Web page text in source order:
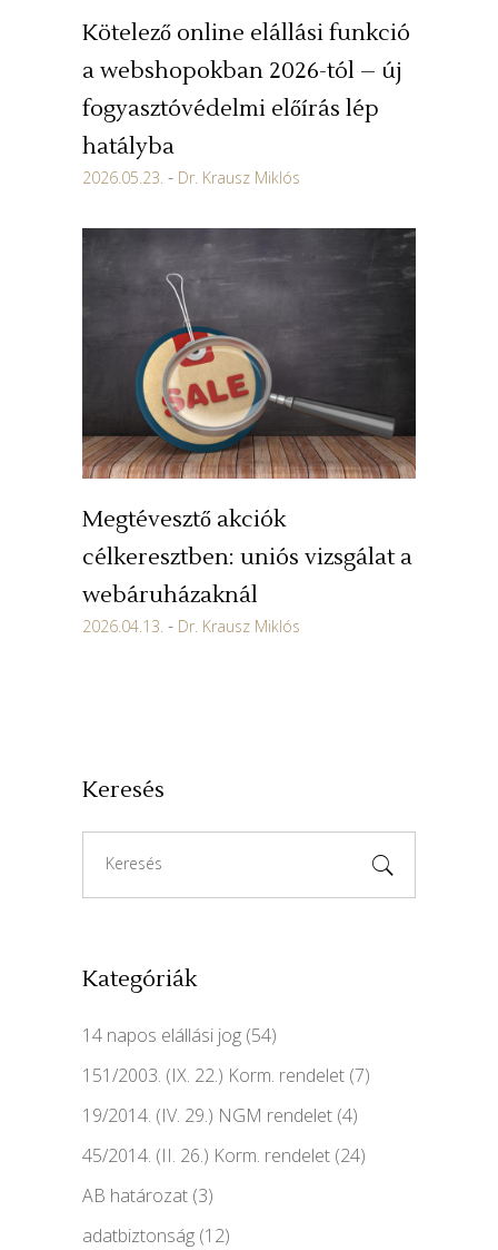
Kötelező online elállási funkció
a webshopokban 2026-tól – új
fogyasztóvédelmi előírás lép
hatályba
2026.05.23. Dr. Krausz Miklós
Megtévesztő akciók
célkeresztben: uniós vizsgálat a
webáruházaknál
2026.04.13. Dr. Krausz Miklós
Keresés
for:
Kategóriák
14 napos elállási jog (54)
151/2003. (IX. 22.) Korm. rendelet (7)
19/2014. (IV. 29.) NGM rendelet (4)
45/2014. (II. 26.) Korm. rendelet (24)
AB határozat (3)
adatbiztonság (12)